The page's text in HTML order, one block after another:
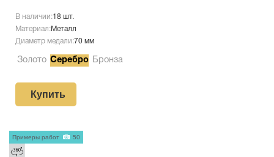
В наличии:18 шт.
Материал:Металл
Диаметр медали:70 мм
Золото Серебро Бронза
Купить
Примеры работ 50